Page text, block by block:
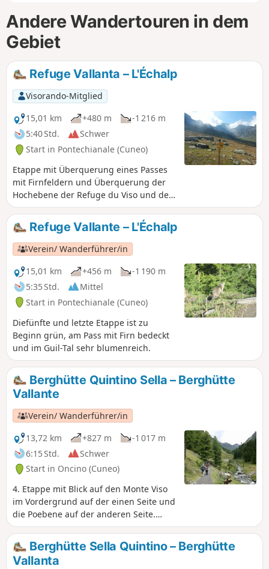
Andere Wandertouren in dem
Gebiet
Refuge Vallanta – L'Échalp
Visorando-Mitglied
15,01 km
+480 m
-1 216 m
5:40 Std.
Schwer
Start in Pontechianale (Cuneo)
Etappe mit Überquerung eines Passes
mit Firnfeldern und Überquerung der
Hochebene der Refuge du Viso und des
Guil-Tals.
Refuge Vallante – L'Échalp
Verein/ Wanderführer/in
15,01 km
+456 m
-1 190 m
5:35 Std.
Mittel
Start in Pontechianale (Cuneo)
Diefünfte und letzte Etappe ist zu
Beginn grün, am Pass mit Firn bedeckt
und im Guil-Tal sehr blumenreich.
Berghütte Quintino Sella – Berghütte
Vallante
Verein/ Wanderführer/in
13,72 km
+827 m
-1 017 m
6:15 Std.
Schwer
Start in Oncino (Cuneo)
4. Etappe mit Blick auf den Monte Viso
im Vordergrund auf der einen Seite und
die Poebene auf der anderen Seite.
Anschließend Aufstieg in das grüne
Vallanta-Tal.
Berghütte Sella Quintino – Berghütte
Vallanta